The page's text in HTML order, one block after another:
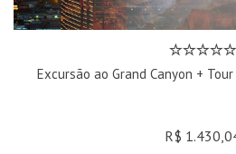
Excursão ao Grand Canyon +
R$